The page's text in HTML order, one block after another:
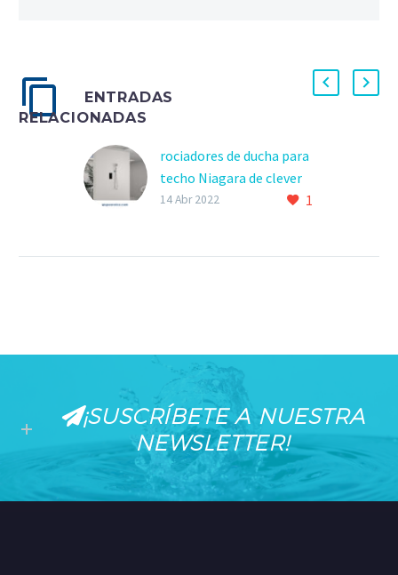
ENTRADAS
RELACIONADAS
rociadores de ducha para
techo Niagara de clever
Los rociadores de ducha 1
14 Abr 2022
¡SUSCRÍBETE A NUESTRA
NEWSLETTER!